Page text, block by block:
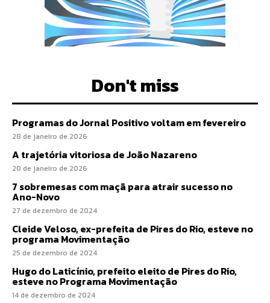
Don't miss
Programas do Jornal Positivo voltam em fevereiro
28 de janeiro de 2026
A trajetória vitoriosa de João Nazareno
20 de janeiro de 2026
7 sobremesas com maçã para atrair sucesso no
Ano-Novo
27 de dezembro de 2024
Cleide Veloso, ex-prefeita de Pires do Rio, esteve no
programa Movimentação
25 de dezembro de 2024
Hugo do Laticínio, prefeito eleito de Pires do Rio,
esteve no Programa Movimentação
14 de dezembro de 2024